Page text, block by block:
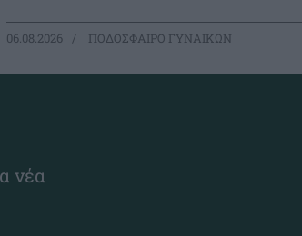
06.08.2026 ΠΟΔΟΣΦΑΙΡΟ ΓΥΝΑΙΚΩΝ
νέα